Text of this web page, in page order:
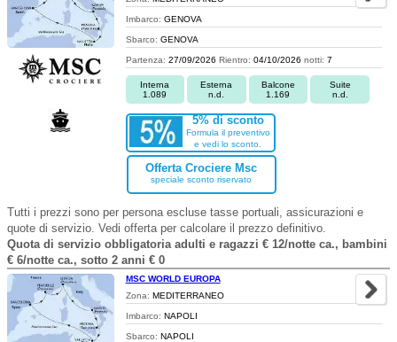
Imbarco: GENOVA
Sbarco: GENOVA
Partenza: 27/09/2026 Rientro: 04/10/2026 notti: 7
Interna
1.089
Esterna
n.d.
Balcone
1.169
Suite
n.d.
5% di sconto
Formula il preventivo
e vedi lo sconto.
Offerta Crociere Msc
speciale sconto riservato
Tutti i prezzi sono per persona escluse tasse portuali, assicurazioni e
quote di servizio. Vedi offerta per calcolare il prezzo definitivo.
Quota di servizio obbligatoria adulti e ragazzi € 12/notte ca., bambini
€ 6/notte ca., sotto 2 anni € 0
MSC WORLD EUROPA
Zona: MEDITERRANEO
Imbarco: NAPOLI
Sbarco: NAPOLI